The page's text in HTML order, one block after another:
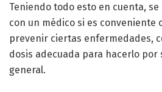
Teniendo todo esto en cuenta,
con un médico si es conveniente
prevenir ciertas enfermedades,
dosis adecuada para hacerlo por
general.